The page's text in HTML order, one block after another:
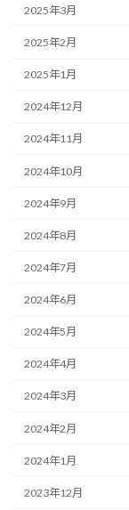
2025年3月
2025年2月
2025年1月
2024年12月
2024年11月
2024年10月
2024年9月
2024年8月
2024年7月
2024年6月
2024年5月
2024年4月
2024年3月
2024年2月
2024年1月
2023年12月